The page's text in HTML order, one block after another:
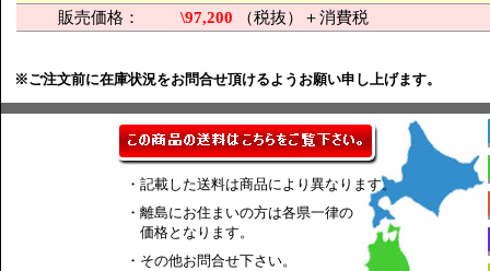
販売価格：
\97,200 （税抜）＋消費税
※ご注文前に在庫状況をお問合せ頂けるようお願い申し上げます。
・記載した送料は商品により異なります。
・離島にお住まいの方は各県一律の
価格となります。
・その他お問合せ下さい。